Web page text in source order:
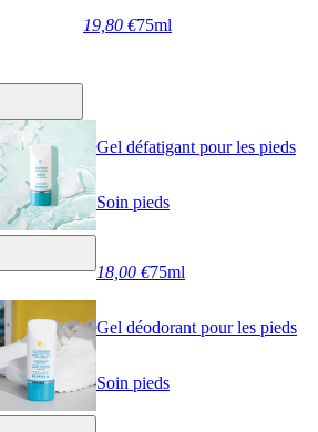
19,80 €75ml
Gel défatigant pour les pieds
Soin pieds
18,00 €75ml
Gel déodorant pour les pieds
Soin pieds